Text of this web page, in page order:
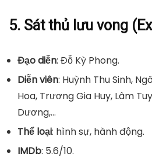
5. Sát thủ lưu vong
Đạo diễn: Đỗ Kỳ Phong.
Diễn viên: Huỳnh Thu Sinh,
Hoa, Trương Gia Huy, Lâm
Dương,…
Thể loại: hình sự, hành động.
IMDb: 5.6/10.